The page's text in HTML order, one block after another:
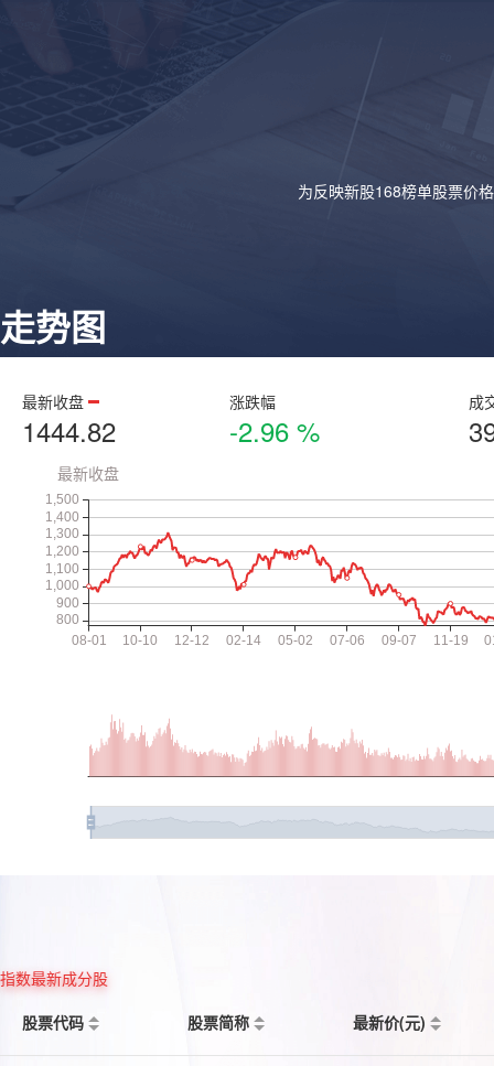
为反映新股168榜单股票价
走势图
最新收盘
1444.82
涨跌幅
-2.96 %
成
指数最新成分股
股票代码
股票简称 最新价(元)